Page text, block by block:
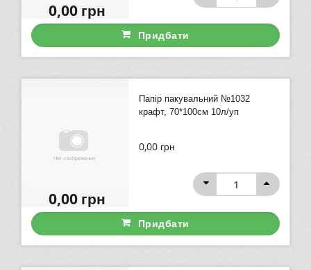
0,00грн
Придбати
Папір пакувальний №1032
крафт, 70*100см 10л/уп
0,00 грн
0,00грн
Придбати